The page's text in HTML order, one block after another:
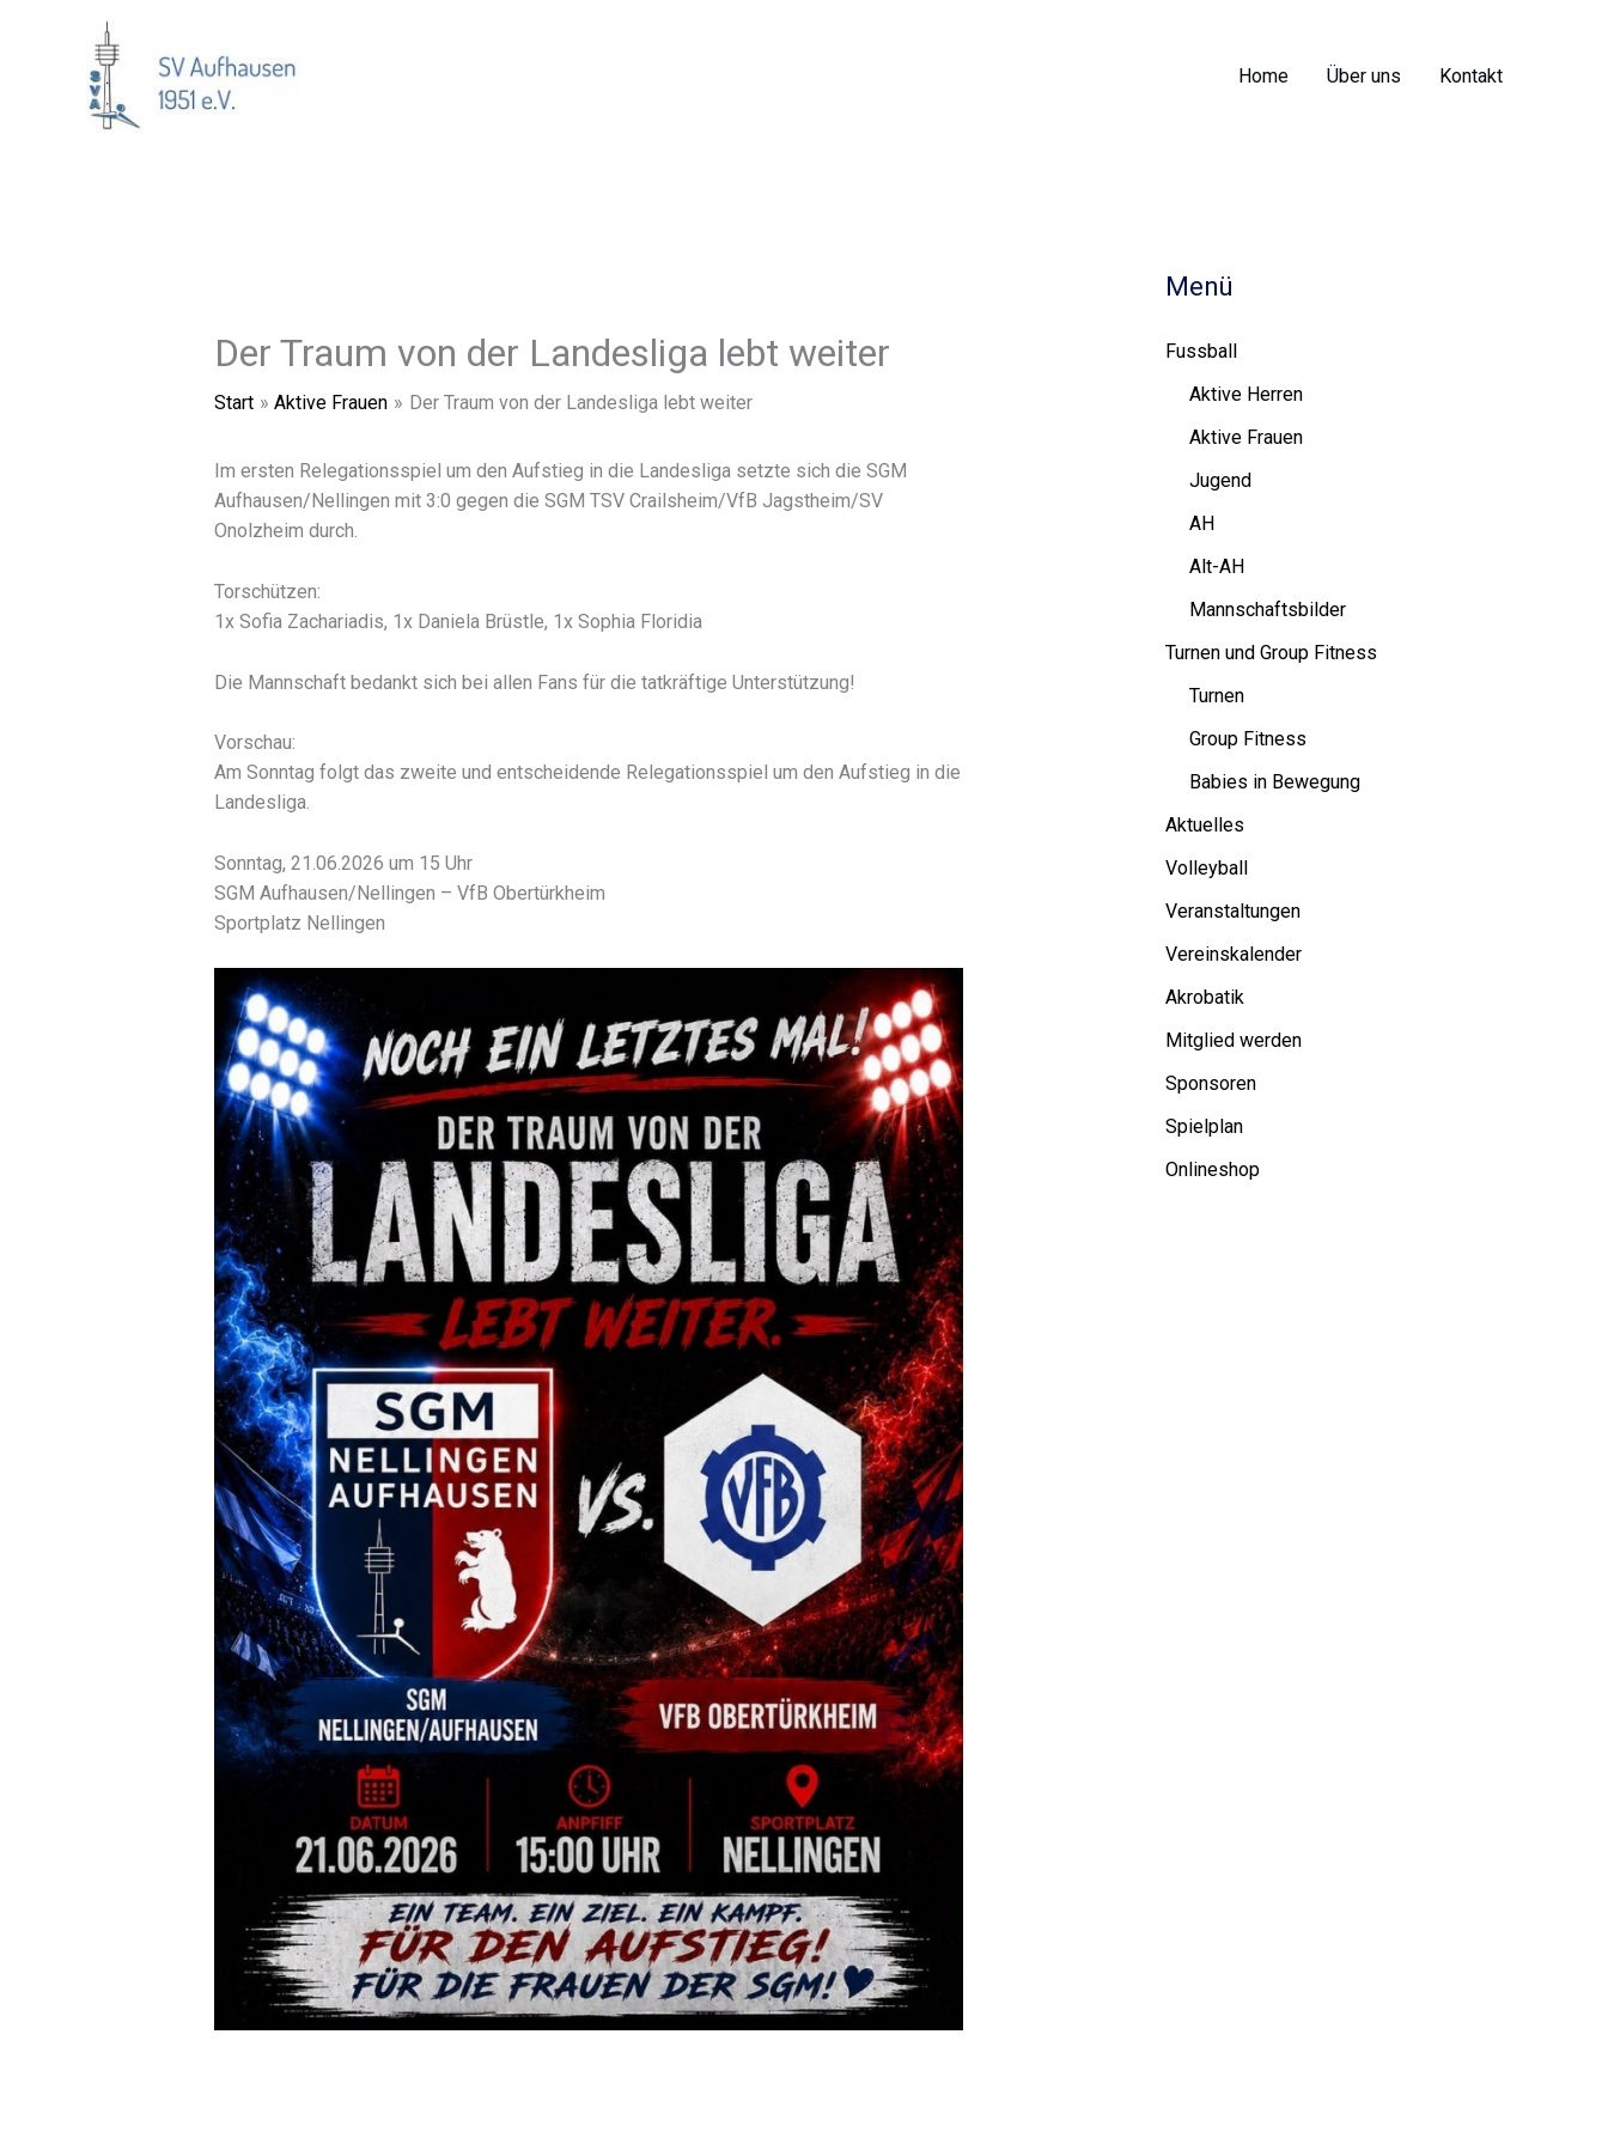
Home Über uns Kontakt
Der Traum von der Landesliga lebt weiter
Start Aktive Frauen Der Traum von der Landesliga lebt weiter
Im ersten Relegationsspiel um den Aufstieg in die Landesliga setzte sich die SGM
Aufhausen/Nellingen mit 3:0 gegen die SGM TSV Crailsheim/VfB Jagstheim/SV
Onolzheim durch.
Torschützen:
1x Sofia Zachariadis, 1x Daniela Brüstle, 1x Sophia Floridia
Die Mannschaft bedankt sich bei allen Fans für die tatkräftige Unterstützung!
Vorschau:
Am Sonntag folgt das zweite und entscheidende Relegationsspiel um den Aufstieg in die
Landesliga.
Sonntag, 21.06.2026 um 15 Uhr
SGM Aufhausen/Nellingen – VfB Obertürkheim
Sportplatz Nellingen
Menü
Fussball
Aktive Herren
Aktive Frauen
Jugend
AH
Alt-AH
Mannschaftsbilder
Turnen und Group Fitness
Turnen
Group Fitness
Babies in Bewegung
Aktuelles
Volleyball
Veranstaltungen
Vereinskalender
Akrobatik
Mitglied werden
Sponsoren
Spielplan
Onlineshop